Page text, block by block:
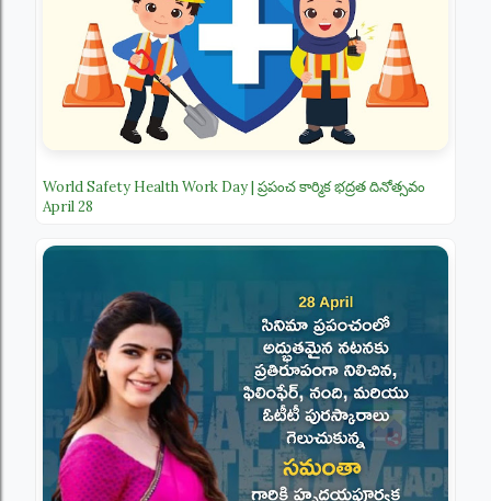
World Safety Health Work Day | ప్రపంచ కార్మిక భద్రత దినోత్సవం
April 28